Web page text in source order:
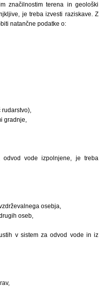
značilnostim terena in geološki
je treba izvesti raziskave. Z
natančne podatke o:
gradnje,
vode izpolnjene, je treba
osebja,
oseb,
v sistem za odvod vode in iz